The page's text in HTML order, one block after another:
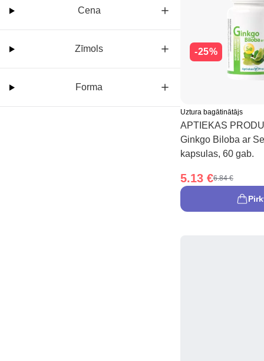
Cena
Zīmols
Forma
-25%
Uztura bagātinātājs
APTIEKAS
Ginkgo Biloba ar
kapsulas, 60 gab.
5.13 €6.84 €